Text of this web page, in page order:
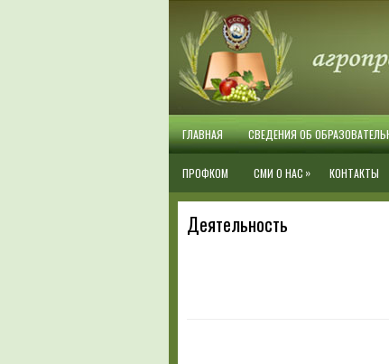
ГЛАВНАЯ СВЕДЕНИЯ ОБ
ПРОФКОМ СМИ О НАС » КОНТАКТЫ
Деятельность